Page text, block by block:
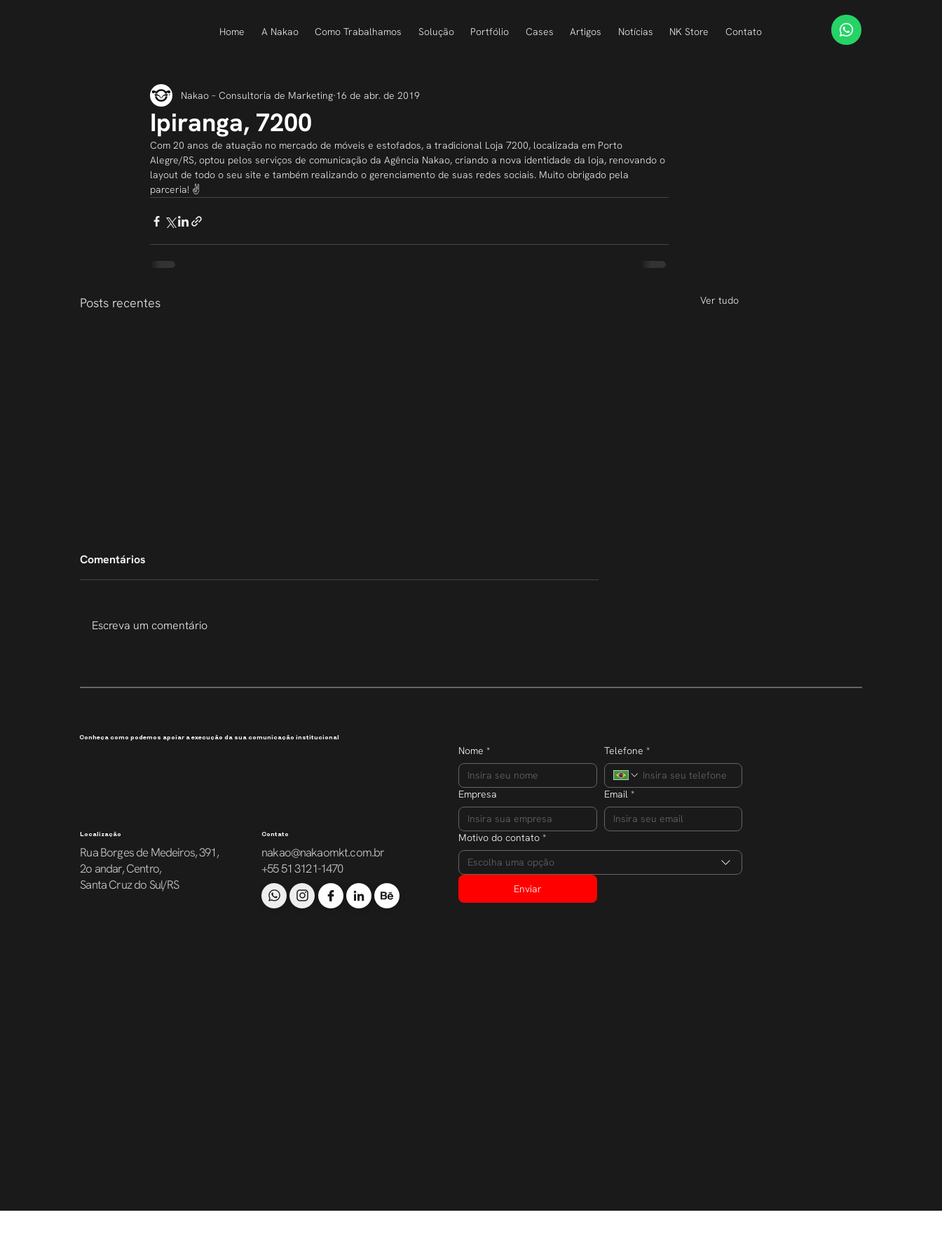
Home A Nakao Como Trabalhamos Solução Portfólio Cases Artigos Notícias NK Store Contato
Ipiranga, 7200
Nakao – Consultoria de Marketing 16 de abr. de 2019
Com 20 anos de atuação no mercado de móveis e estofados, a tradicional Loja 7200, localizada em Porto
Alegre/RS, optou pelos serviços de comunicação da Agência Nakao, criando a nova identidade da loja, renovando o
layout de todo o seu site e também realizando o gerenciamento de suas redes sociais. Muito obrigado pela
parceria! ✌
Posts recentes Ver tudo
dobra o número de
Comentários
Escreva um comentário
Conheça como podemos apoiar a execução da sua comunicação institucional
Localização
Rua Borges de Medeiros, 391,
2o andar, Centro,
Santa Cruz do Sul/RS
Contato
nakao@nakaomkt.com.br
+55 51 3121-1470
Nome * Telefone *
Empresa Email *
Motivo do contato *
Escolha uma opção
Enviar